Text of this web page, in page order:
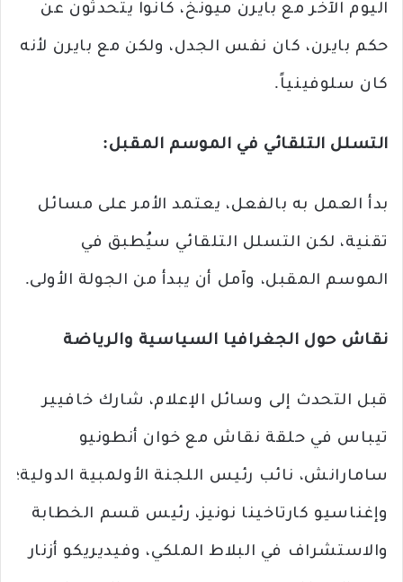
اليوم الآخر مع بايرن ميونخ، كانوا يتحدثون عن
حكم بايرن، كان نفس الجدل، ولكن مع بايرن لأنه
كان سلوفينياً.
التسلل التلقائي في الموسم المقبل:
بدأ العمل به بالفعل، يعتمد الأمر على مسائل
تقنية، لكن التسلل التلقائي سيُطبق في
الموسم المقبل، وآمل أن يبدأ من الجولة الأولى.
نقاش حول الجغرافيا السياسية والرياضة
قبل التحدث إلى وسائل الإعلام، شارك خافيير
تيباس في حلقة نقاش مع خوان أنطونيو
سامارانش، نائب رئيس اللجنة الأولمبية الدولية؛
وإغناسيو كارتاخينا نونيز، رئيس قسم الخطابة
والاستشراف في البلاط الملكي، وفيديريكو أزنار